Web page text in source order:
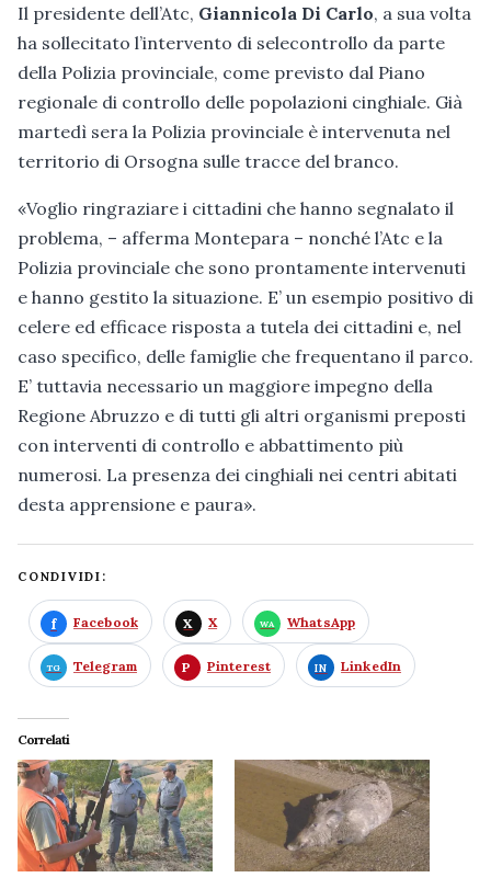
Il presidente dell’Atc, Giannicola Di Carlo, a sua volta
ha sollecitato l’intervento di selecontrollo da parte
della Polizia provinciale, come previsto dal Piano
regionale di controllo delle popolazioni cinghiale. Già
martedì sera la Polizia provinciale è intervenuta nel
territorio di Orsogna sulle tracce del branco.
«Voglio ringraziare i cittadini che hanno segnalato il
problema, – afferma Montepara – nonché l’Atc e la
Polizia provinciale che sono prontamente intervenuti
e hanno gestito la situazione. E’ un esempio positivo di
celere ed efficace risposta a tutela dei cittadini e, nel
caso specifico, delle famiglie che frequentano il parco.
E’ tuttavia necessario un maggiore impegno della
Regione Abruzzo e di tutti gli altri organismi preposti
con interventi di controllo e abbattimento più
numerosi. La presenza dei cinghiali nei centri abitati
desta apprensione e paura».
CONDIVIDI:
Facebook X WhatsApp
Telegram Pinterest LinkedIn
Correlati